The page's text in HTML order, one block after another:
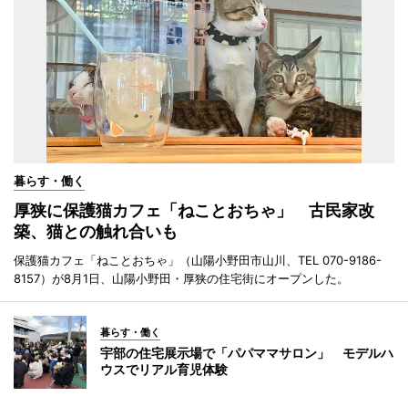
暮らす・働く
厚狭に保護猫カフェ「ねことおちゃ」 古民家改
築、猫との触れ合いも
保護猫カフェ「ねことおちゃ」（山陽小野田市山川、TEL 070-9186-
8157）が8月1日、山陽小野田・厚狭の住宅街にオープンした。
暮らす・働く
宇部の住宅展示場で「パパママサロン」 モデルハ
ウスでリアル育児体験